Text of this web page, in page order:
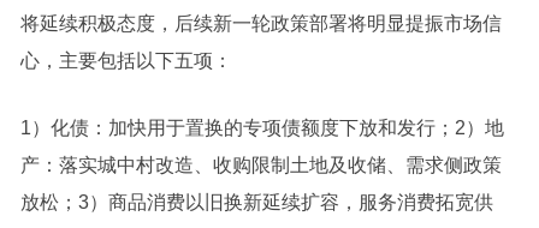
将延续积极态度，后续新一轮政策部署将明显提振市场信
心，主要包括以下五项：
1）化债：加快用于置换的专项债额度下放和发行；2）地
产：落实城中村改造、收购限制土地及收储、需求侧政策
放松；3）商品消费以旧换新延续扩容，服务消费拓宽供